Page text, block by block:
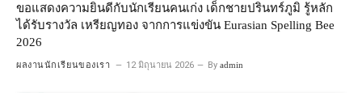
ขอแสดงความยินดีกับนักเรียนคนเก่ง เด็กชายปรินทร์ภูมิ รู้หลัก
ได้รับรางวัล เหรียญทอง จากการแข่งขัน Eurasian Spelling Bee
2026
ผลงานนักเรียนของเรา 12 มิถุนายน 2026 By admin